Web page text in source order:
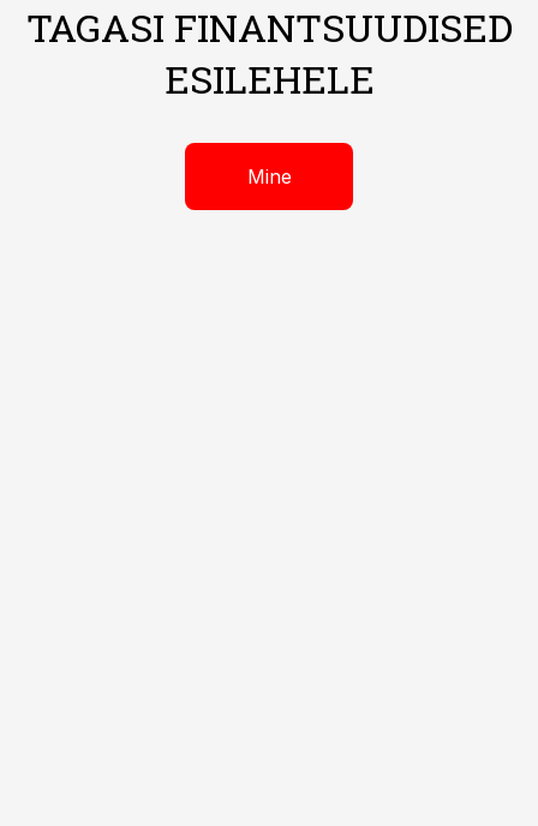
TAGASI FINANTSUUDISED
ESILEHELE
Mine